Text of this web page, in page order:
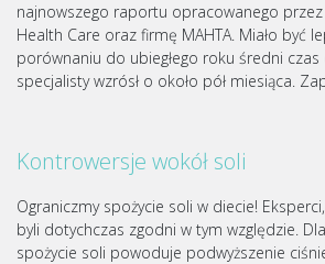
najnowszego raportu opracowanego przez
Health Care oraz firmę MAHTA. Miało być
porównaniu do ubiegłego roku średni
specjalisty wzrósł o około pół miesiąca.
Kontrowersje wokół soli
Ograniczmy spożycie soli w diecie!
byli dotychczas zgodni w tym względzie.
spożycie soli powoduje podwyższenie